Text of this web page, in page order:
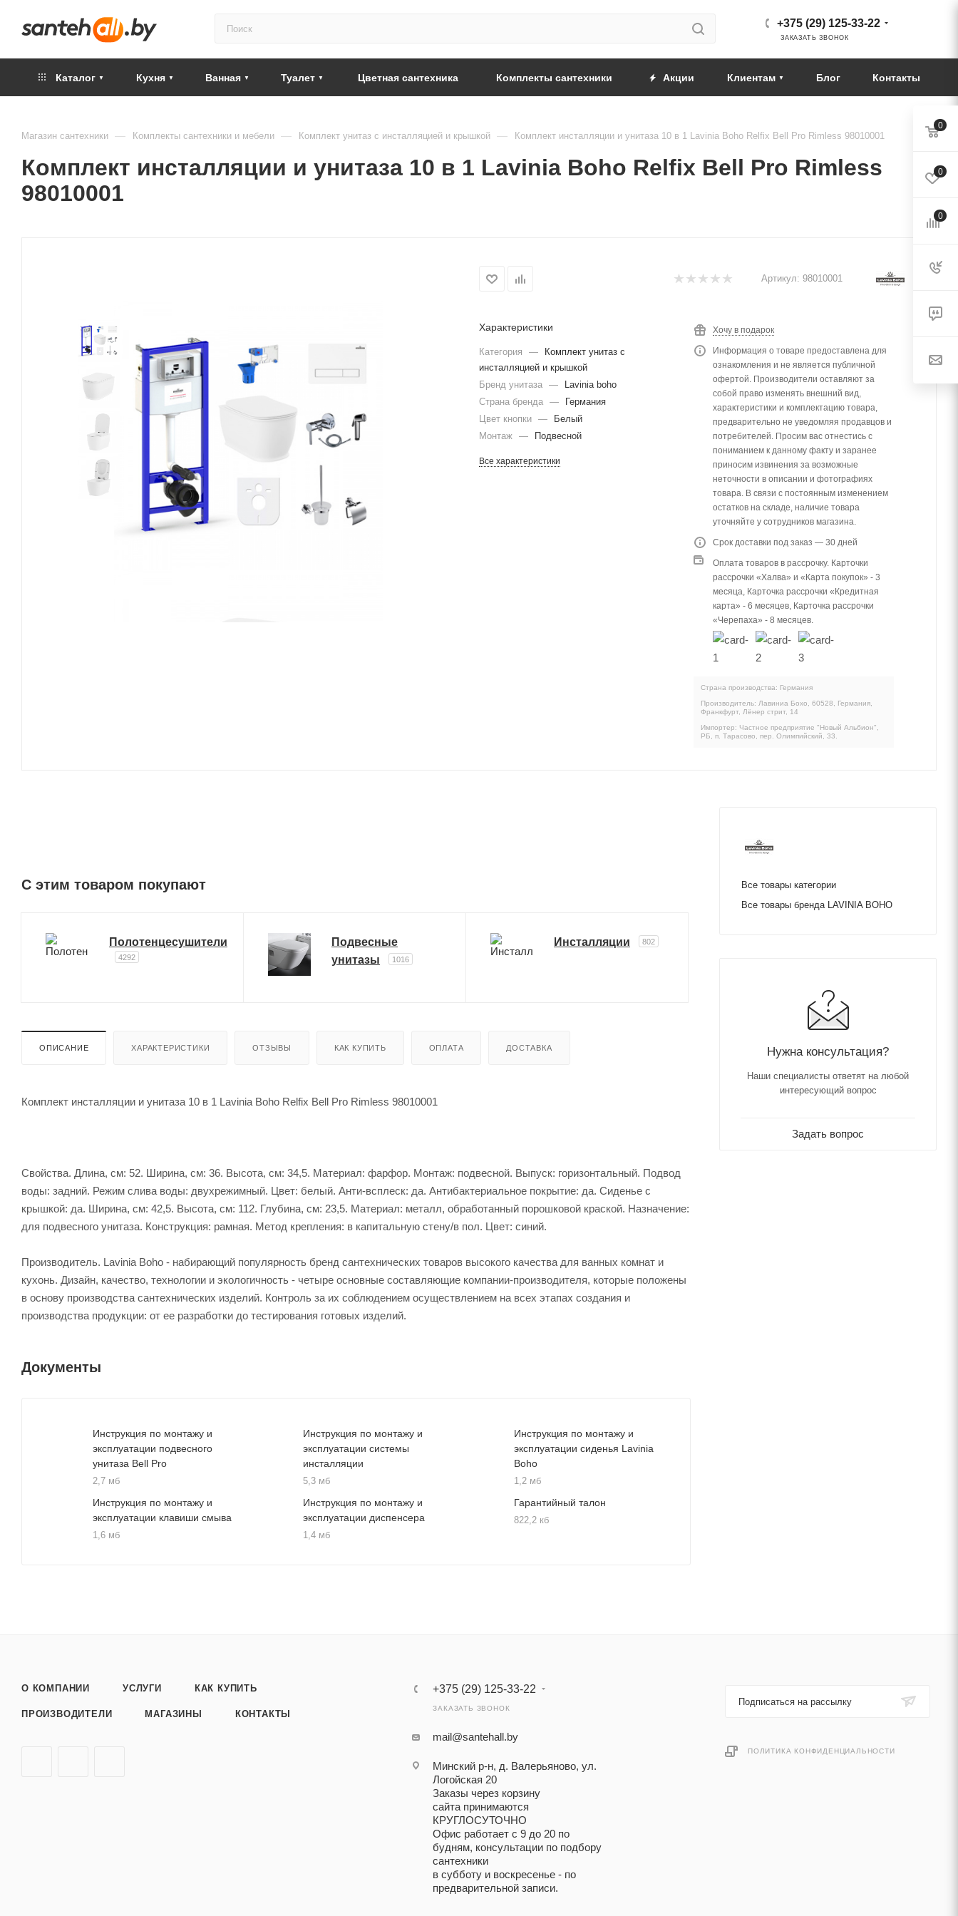
+375 (29) 125-33-22
ЗАКАЗАТЬ ЗВОНОК
Каталог Кухня Ванная Туалет Цветная сантехника Комплекты сантехники Акции Клиентам Блог Контакты
Магазин сантехники — Комплекты сантехники и мебели — Комплект унитаз с инсталляцией и крышкой — Комплект инсталляции и унитаза 10 в 1 Lavinia Boho Relfix Bell Pro Rimless 98010001
Комплект инсталляции и унитаза 10 в 1 Lavinia Boho Relfix Bell Pro Rimless
98010001
Артикул: 98010001
Характеристики
Категория —
Комплект унитаз с
инсталляцией и крышкой
Бренд унитаза —
Lavinia boho
Страна бренда —
Германия
Цвет кнопки —
Белый
Монтаж — Подвесной
Все характеристики
Хочу в подарок
Информация о товаре предоставлена для
ознакомления и не является публичной
офертой. Производители оставляют за
собой право изменять внешний вид,
характеристики и комплектацию товара,
предварительно не уведомляя продавцов и
потребителей. Просим вас отнестись с
пониманием к данному факту и заранее
приносим извинения за возможные
неточности в описании и фотографиях
товара. В связи с постоянным изменением
остатков на складе, наличие товара
уточняйте у сотрудников магазина.
Срок доставки под заказ — 30 дней
Оплата товаров в рассрочку. Карточки
рассрочки «Халва» и «Карта покупок» - 3
месяца, Карточка рассрочки «Кредитная
карта» - 6 месяцев, Карточка рассрочки
«Черепаха» - 8 месяцев.
Страна производства: Германия
Производитель: Лавиниа Бохо, 60528, Германия,
Франкфурт, Лёнер стрит, 14
Импортер: Частное предприятие "Новый Альбион",
РБ, п. Тарасово, пер. Олимпийский, 33.
C этим товаром покупают
Полотенцесушители
4292
Подвесные
унитазы
1016
Инсталляции 802
ОПИСАНИЕ ХАРАКТЕРИСТИКИ ОТЗЫВЫ КАК КУПИТЬ ОПЛАТА ДОСТАВКА
Комплект инсталляции и унитаза 10 в 1 Lavinia Boho Relfix Bell Pro Rimless 98010001
Свойства. Длина, см: 52. Ширина, см: 36. Высота, см: 34,5. Материал: фарфор. Монтаж: подвесной. Выпуск: горизонтальный. Подвод
воды: задний. Режим слива воды: двухрежимный. Цвет: белый. Анти-всплеск: да. Антибактериальное покрытие: да. Сиденье c
крышкой: да. Ширина, см: 42,5. Высота, см: 112. Глубина, см: 23,5. Материал: металл, обработанный порошковой краской. Назначение:
для подвесного унитаза. Конструкция: рамная. Метод крепления: в капитальную стену/в пол. Цвет: синий.
Производитель. Lavinia Boho - набирающий популярность бренд сантехнических товаров высокого качества для ванных комнат и
кухонь. Дизайн, качество, технологии и экологичность - четыре основные составляющие компании-производителя, которые положены
в основу производства сантехнических изделий. Контроль за их соблюдением осуществлением на всех этапах создания и
производства продукции: от ее разработки до тестирования готовых изделий.
Документы
Инструкция по монтажу и
эксплуатации подвесного
унитаза Bell Pro
2,7 мб
Инструкция по монтажу и
эксплуатации системы
инсталляции
5,3 мб
Инструкция по монтажу и
эксплуатации сиденья Lavinia
Boho
1,2 мб
Инструкция по монтажу и
эксплуатации клавиши смыва
1,6 мб
Инструкция по монтажу и
эксплуатации диспенсера
1,4 мб
Гарантийный талон
822,2 кб
Все товары категории
Все товары бренда LAVINIA BOHO
Нужна консультация?
Наши специалисты ответят на любой
интересующий вопрос
Задать вопрос
О КОМПАНИИ УСЛУГИ КАК КУПИТЬ
ПРОИЗВОДИТЕЛИ МАГАЗИНЫ КОНТАКТЫ
+375 (29) 125-33-22
ЗАКАЗАТЬ ЗВОНОК
mail@santehall.by
Минский р-н, д. Валерьяново, ул.
Логойская 20
Заказы через корзину
сайта принимаются
КРУГЛОСУТОЧНО
Офис работает с 9 до 20 по
будням, консультации по подбору
сантехники
в субботу и воскресенье - по
предварительной записи.
Подписаться на рассылку
ПОЛИТИКА КОНФИДЕНЦИАЛЬНОСТИ
0
0
0